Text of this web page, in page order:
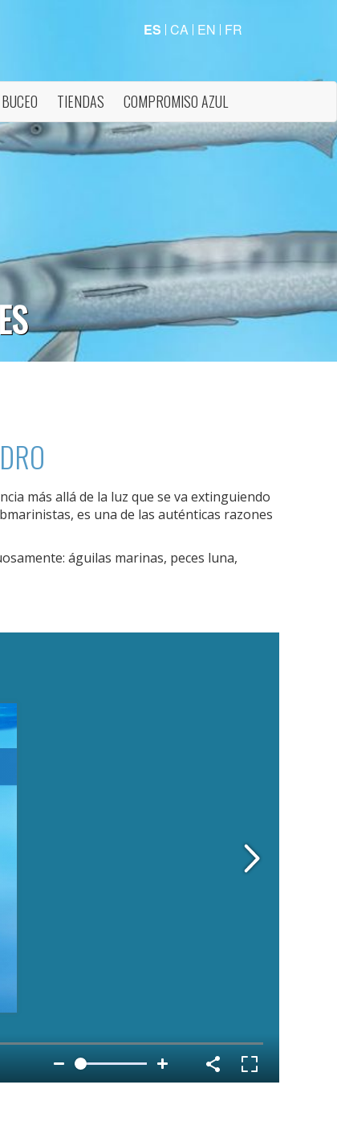
ES CA EN FR
TIENDAS COMPROMISO AZUL
más allá de la luz que se va extinguiendo
es una de las auténticas razones
águilas marinas, peces luna,